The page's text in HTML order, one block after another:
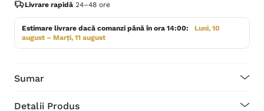
Livrare rapidă 24–48 ore
Estimare livrare dacă comanzi până în ora 14:00:
Luni, 10
august – Marți, 11 august
Sumar
Detalii Produs